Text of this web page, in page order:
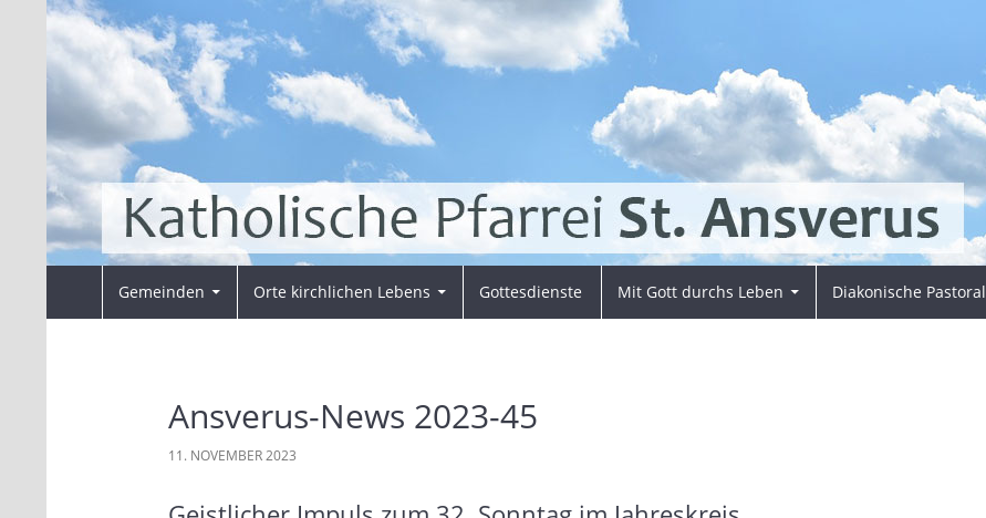
springen
Pfarrei Sankt Ansverus
Gemeinden Orte kirchlichen Lebens Gottesdienste Mit Gott durchs Leben Diakonische Pastoral
Ansverus-News 2023-45
11. NOVEMBER 2023